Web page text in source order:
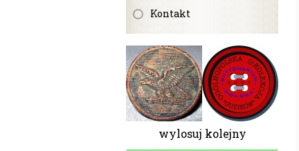
Kontakt
wylosuj kolejny